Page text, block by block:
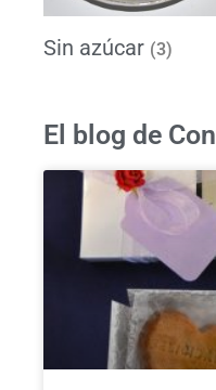
Sin azúcar (3)
El blog de